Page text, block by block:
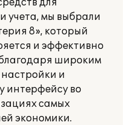
для
учета, мы выбрали
8», который
и эффективно
благодаря широким
и
интерфейсу во
самых
экономики.